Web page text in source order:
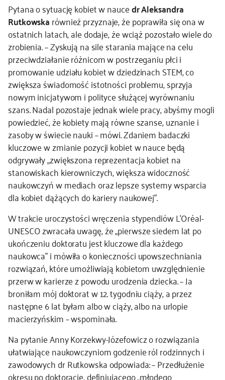
Pytana o sytuację kobiet w naucedr Aleksandra
Rutkowskarównież przyznaje, że poprawiła się ona w
ostatnich latach, ale dodaje, że wciąż pozostało wiele do
zrobienia. – Zyskują na sile starania mające na celu
przeciwdziałanie różnicom w postrzeganiu płci i
promowanie udziału kobiet w dziedzinach STEM, co
zwiększa świadomość istotności problemu, sprzyja
nowym inicjatywom i polityce służącej wyrównaniu
szans. Nadal pozostaje jednak wiele pracy, abyśmy mogli
powiedzieć, że kobiety mają równe szanse, uznanie i
zasoby w świecie nauki – mówi. Zdaniem badaczki
kluczowe w zmianie pozycji kobiet w nauce będą
odgrywały „zwiększona reprezentacja kobiet na
stanowiskach kierowniczych, większa widoczność
naukowczyń w mediach oraz lepsze systemy wsparcia
dla kobiet dążących do kariery naukowej”.
W trakcie uroczystości wręczenia stypendiów L’Oréal-
UNESCO zwracała uwagę, że „pierwsze siedem lat po
ukończeniu doktoratu jest kluczowe dla każdego
naukowca” i mówiła o konieczności upowszechniania
rozwiązań, które umożliwiają kobietom uwzględnienie
przerw w karierze z powodu urodzenia dziecka. – Ja
broniłam mój doktorat w 12. tygodniu ciąży, a przez
następne 6 lat byłam albo w ciąży, albo na urlopie
macierzyńskim – wspominała.
Na pytanie Anny Korzekwy-Józefowicz o rozwiązania
ułatwiające naukowczyniom godzenie ról rodzinnych i
zawodowych dr Rutkowska odpowiada: – Przedłużenie
okresu po doktoracie, definiującego „młodego